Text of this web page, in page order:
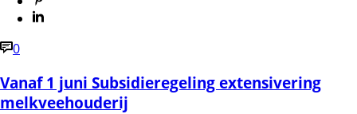
0
Vanaf 1 juni Subsidieregeling extensivering
melkveehouderij